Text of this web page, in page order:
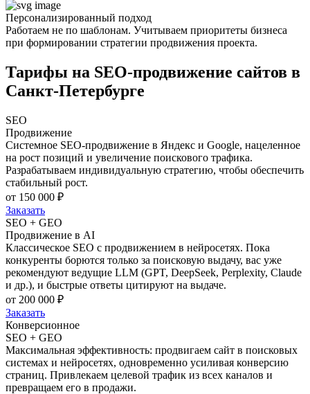
Персонализированный подход
Работаем не по шаблонам. Учитываем приоритеты бизнеса
при формировании стратегии продвижения проекта.
Тарифы на SEO-продвижение сайтов в
Санкт-Петербурге
SEO
Продвижение
Системное SEO-продвижение в Яндекс и Google, нацеленное
на рост позиций и увеличение поискового трафика.
Разрабатываем индивидуальную стратегию, чтобы обеспечить
стабильный рост.
от 150 000 ₽
Заказать
SEO + GEO
Продвижение в AI
Классическое SEO с продвижением в нейросетях. Пока
конкуренты борются только за поисковую выдачу, вас уже
рекомендуют ведущие LLM (GPT, DeepSeek, Perplexity, Claude
и др.), и быстрые ответы цитируют на выдаче.
от 200 000 ₽
Заказать
Конверсионное
SEO + GEO
Максимальная эффективность: продвигаем сайт в поисковых
системах и нейросетях, одновременно усиливая конверсию
страниц. Привлекаем целевой трафик из всех каналов и
превращаем его в продажи.